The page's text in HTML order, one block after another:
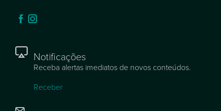
Notificações
Receba alertas imediatos de novos conteúdos.
Receber